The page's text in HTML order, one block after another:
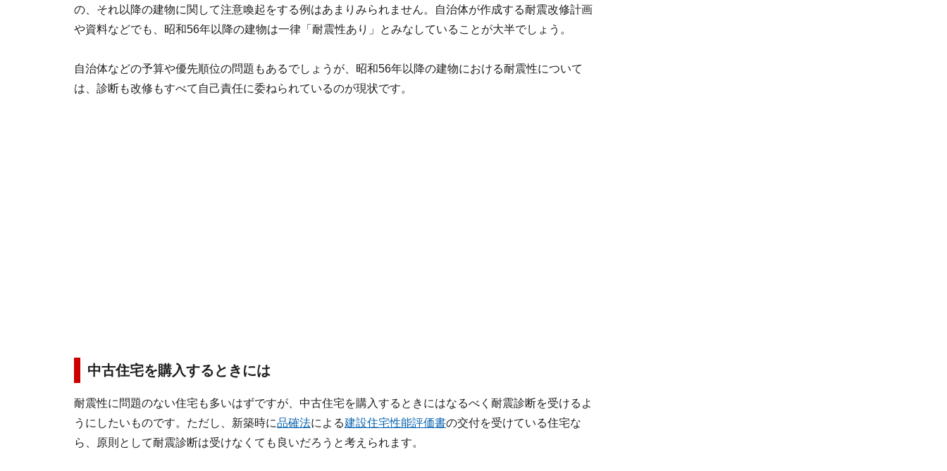
の、それ以降の建物に関して注意喚起をする例はあまりみられません。自治体が作成する耐震改修計画
や資料などでも、昭和56年以降の建物は一律「耐震性あり」とみなしていることが大半でしょう。
自治体などの予算や優先順位の問題もあるでしょうが、昭和56年以降の建物における耐震性について
は、診断も改修もすべて自己責任に委ねられているのが現状です。
中古住宅を購入するときには
耐震性に問題のない住宅も多いはずですが、中古住宅を購入するときにはなるべく耐震診断を受けるよ
うにしたいものです。ただし、新築時に品確法による建設住宅性能評価書の交付を受けている住宅な
ら、原則として耐震診断は受けなくても良いだろうと考えられます。